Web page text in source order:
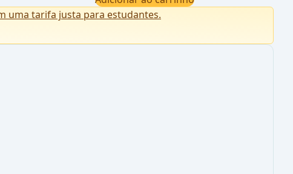
uma tarifa justa para estudantes.